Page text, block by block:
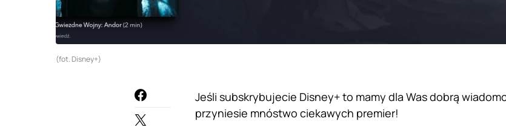
(fot. Disney+)
Jeśli subskrybujecie Disney+ to mamy dla Was dobrą
przyniesie mnóstwo ciekawych premier!